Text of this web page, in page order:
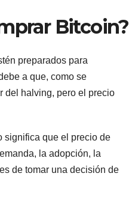
Bitcoin?
preparados para
a que, como se
del halving, pero el precio
significa que el precio de
la adopción, la
de tomar una decisión de